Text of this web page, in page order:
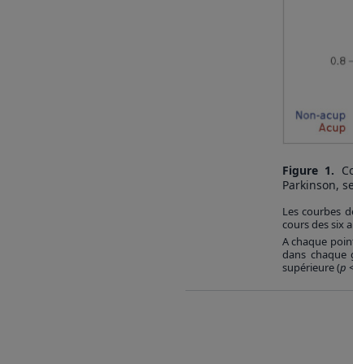
Figure 1.
Parkinson,
Les courbes
cours des six
A chaque
dans chaque
supérieure (p